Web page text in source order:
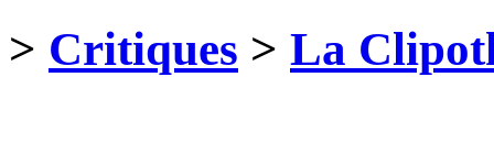
> Critiques > La